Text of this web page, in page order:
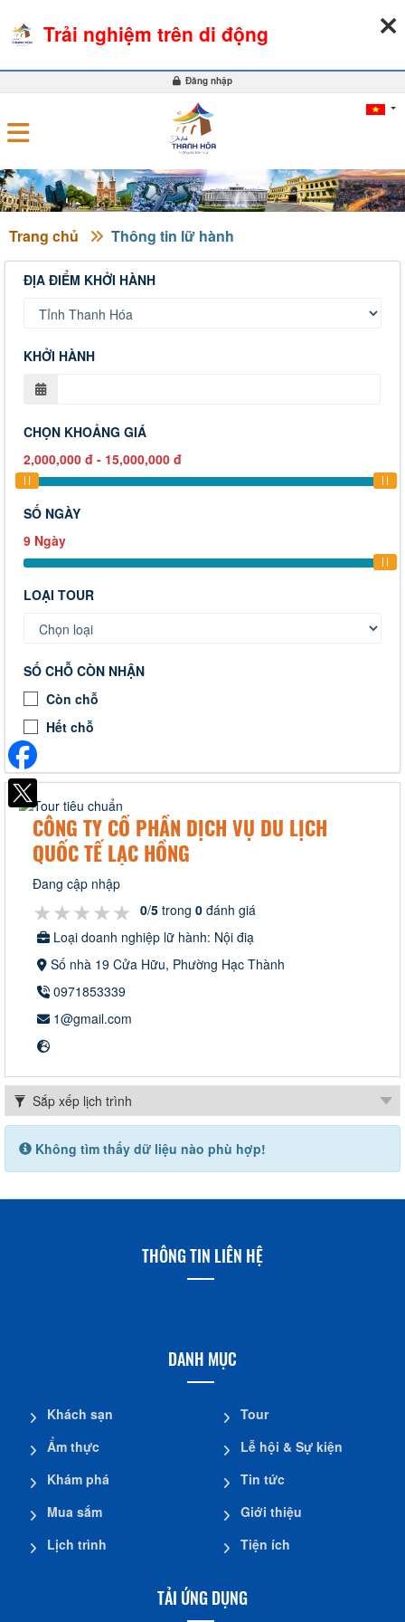
Đăng nhập
Trang chủ Thông tin lữ hành
ĐỊA ĐIỂM KHỞI HÀNH
KHỞI HÀNH
CHỌN KHOẢNG GIÁ
2,000,000 đ - 15,000,000 đ
SỐ NGÀY
9 Ngày
LOẠI TOUR
SỐ CHỖ CÒN NHẬN
Còn chỗ
Hết chỗ
CÔNG TY CỔ PHẦN DỊCH VỤ DU LỊCH
QUỐC TẾ LẠC HỒNG
Đang cập nhập
★★★★★
★★★★★
★★★★★ 0/5 trong 0 đánh giá
Loại doanh nghiệp lữ hành: Nội điạ
Số nhà 19 Cửa Hữu, Phường Hạc Thành
0971853339
1@gmail.com
Không tìm thấy dữ liệu nào phù hợp!
THÔNG TIN LIÊN HỆ
DANH MỤC
Khách sạn
Ẩm thực
Khám phá
Mua sắm
Lịch trình
Tour
Lễ hội & Sự kiện
Tin tức
Giới thiệu
Tiện ích
TẢI ỨNG DỤNG
Trải nghiệm trên di động